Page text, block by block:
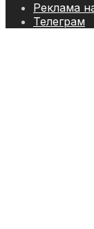
Реклама
Телеграм